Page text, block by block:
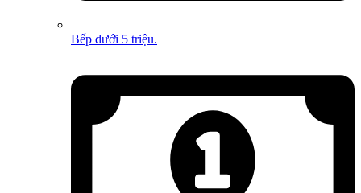
Bếp dưới 5 triệu.